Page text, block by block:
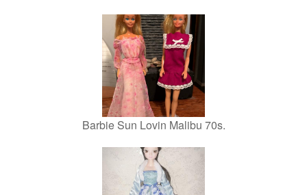
Barbie Sun Lovin Malibu 70s.